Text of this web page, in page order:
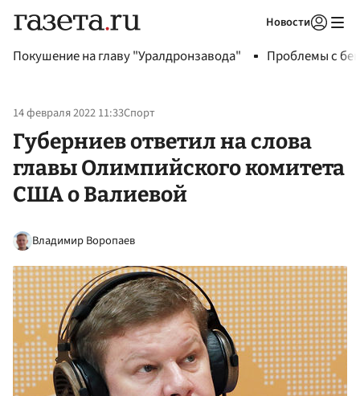
Новости
Покушение на главу "Уралдронзавода" Проблемы с
14 февраля 2022 11:33Спорт
Губерниев ответил на слова
главы Олимпийского комитета
США о Валиевой
Владимир Воропаев